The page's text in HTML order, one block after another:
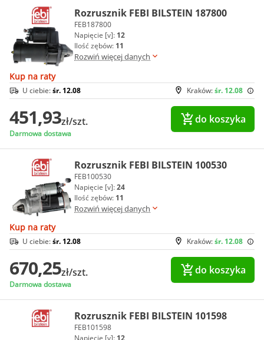
Rozrusznik FEBI BILSTEIN 187800
FEB187800
Napięcie [v]: 12
Ilość zębów: 11
Rozwiń więcej danych
Kup na raty
Kraków:śr. 12.08
U ciebie:śr. 12.08
451,93zł/szt.
Darmowa dostawa
do koszyka
Rozrusznik FEBI BILSTEIN 100530
FEB100530
Napięcie [v]:24
Ilość zębów: 11
Rozwiń więcej danych
Kup na raty
Kraków:śr. 12.08
U ciebie:śr. 12.08
670,25zł/szt.
Darmowa dostawa
do koszyka
Rozrusznik FEBI BILSTEIN 101598
FEB101598